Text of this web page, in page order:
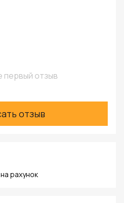
первый отзыв
отзыв
рахунок